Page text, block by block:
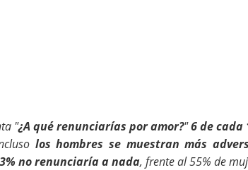
"¿A qué renunciarías por amor?"6 de cada
los hombres se muestran más
no renunciaría a nada, frente al 55% de